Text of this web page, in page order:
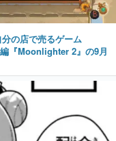
の店で売るゲーム
『Moonlighter 2』の9月